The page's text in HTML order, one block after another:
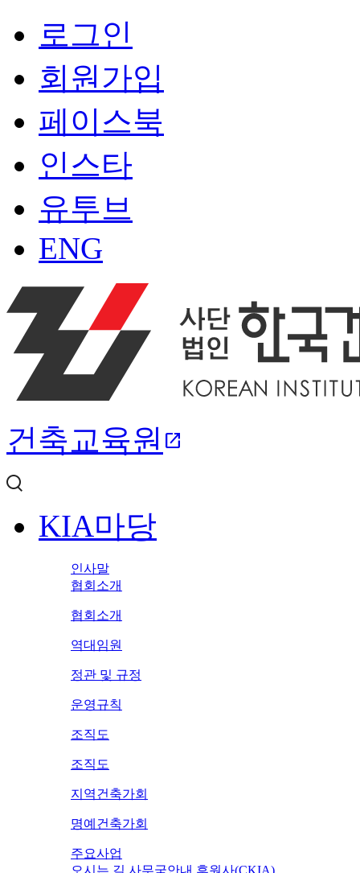
로그인
회원가입
페이스북
인스타
유투브
ENG
건축교육원 open_in_new
KIA마당
인사말
협회소개
협회소개
역대임원
정관 및 규정
운영규칙
조직도
조직도
지역건축가회
명예건축가회
주요사업
오시는 길 사무국안내 후원사(CKIA)